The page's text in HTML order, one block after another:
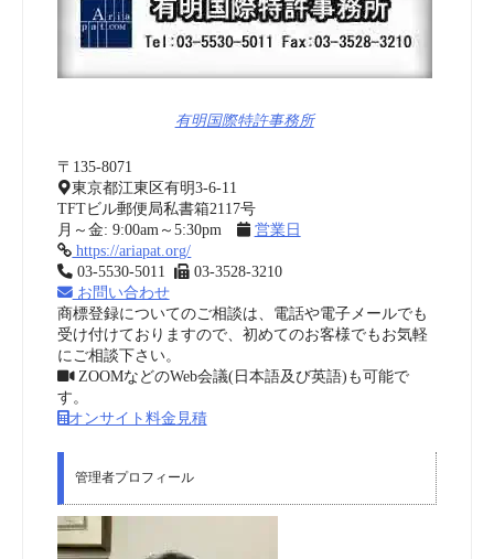
有明国際特許事務所
〒135-8071
東京都江東区有明3-6-11
TFTビル郵便局私書箱2117号
月～金: 9:00am～5:30pm
営業日
https://ariapat.org/
03-5530-5011
03-3528-3210
お問い合わせ
商標登録についてのご相談は、電話や電子メールでも
受け付けておりますので、初めてのお客様でもお気軽
にご相談下さい。
ZOOMなどのWeb会議(日本語及び英語)も可能で
す。
オンサイト料金見積
管理者プロフィール